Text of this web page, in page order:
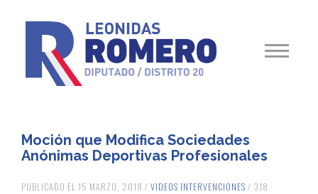
Moción que Modifica Sociedades
Anónimas Deportivas Profesionales
PUBLICADO EL 15 MARZO, 2018 / VIDEOS INTERVENCIONES / 318